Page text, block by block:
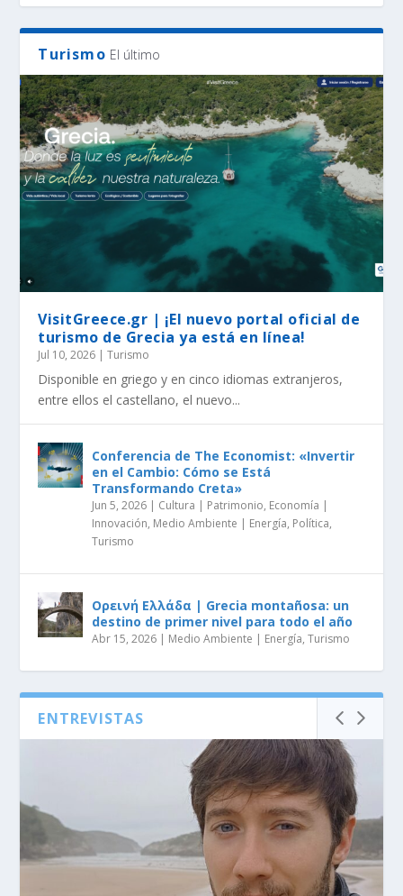
Turismo El último
VisitGreece.gr | ¡El nuevo portal oficial de
turismo de Grecia ya está en línea!
Jul 10, 2026 |Turismo
Disponible en griego y en cinco idiomas extranjeros,
entre ellos el castellano, el nuevo...
Conferencia de The Economist: «Invertir
en el Cambio: Cómo se Está
Transformando Creta»
Jun 5, 2026 Cultura | Patrimonio, Economía |
Innovación, Medio Ambiente | Energía, Política,
Turismo
Ορεινή Ελλάδα | Grecia montañosa: un
destino de primer nivel para todo el año
Abr 15, 2026 Medio Ambiente | Energía,Turismo
ENTREVISTAS